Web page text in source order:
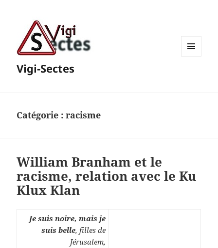
Vigi-Sectes
Catégorie :racisme
William Branham et le
racisme, relation avec le Ku
Klux Klan
Je suis noire, mais je
suis belle, filles de
Jérusalem,